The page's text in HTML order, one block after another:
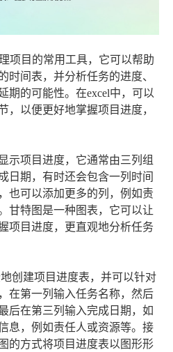
项目的常用工具，它可以帮助
时间表，并分析任务的进度、
期的可能性。在excel中，可以
，以便更好地掌握项目进度，
示项目进度，它通常由三列组
日期，有时还会包含一列时间
也可以添加更多的列，例如责
甘特图是一种图表，它可以让
项目进度，更直观地分析任务
创建项目进度表，并可以针对
在第一列输入任务名称，然后
后在第三列输入完成日期，如
息，例如责任人或资源等。接
的方式将项目进度表以图形形